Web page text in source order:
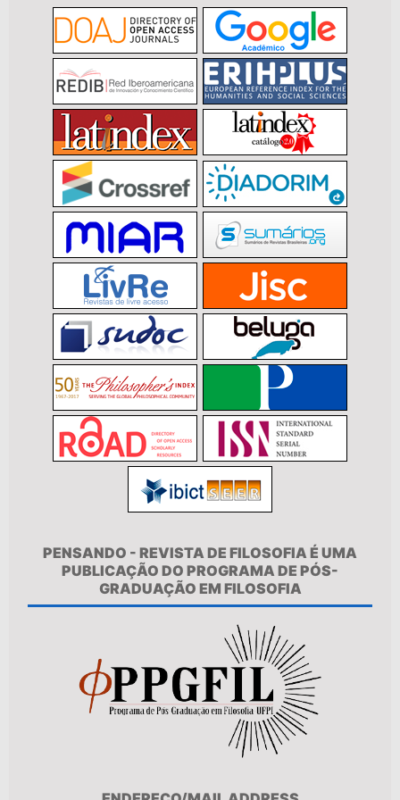
PENSANDO - REVISTA DE FILOSOFIA É UMA
PUBLICAÇÃO DO PROGRAMA DE PÓS-
GRADUAÇÃO EM FILOSOFIA